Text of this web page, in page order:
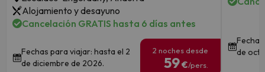
Alojamiento y desayuno
Cancelación GRATIS hasta 6 días antes
Fechas para viajar: hasta el 2
de diciembre de 2026.
2 noches desde
59€/pers.
de